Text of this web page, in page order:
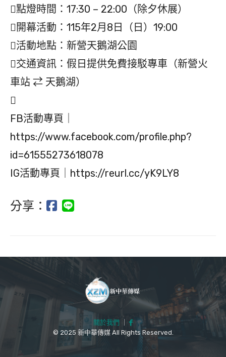
點燈時間：17:30 – 22:00（除夕休展）
開幕活動：115年2月8日（日）19:00
活動地點：新營天鵝湖公園
交通資訊：假日提供免費接駁專車（新營火
車站 ⇄ 天鵝湖）

FB活動專頁｜
https://www.facebook.com/profile.php?
id=61555273618078
IG活動專頁｜https://reurl.cc/yK9LY8
分享：
關於我們
｜
© 2025 新中華傳媒 All Rights Reserved.